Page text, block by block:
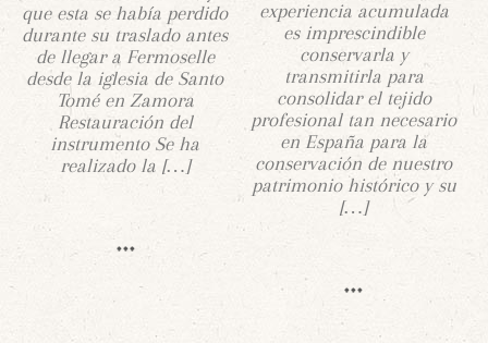
que esta se había perdido
durante su traslado antes
de llegar a Fermoselle
desde la iglesia de Santo
Tomé en Zamora
Restauración del
instrumento Se ha
realizado la […]
experiencia acumulada
es imprescindible
conservarla y
transmitirla para
consolidar el tejido
profesional tan necesario
en España para la
conservación de nuestro
patrimonio histórico y su
[…]